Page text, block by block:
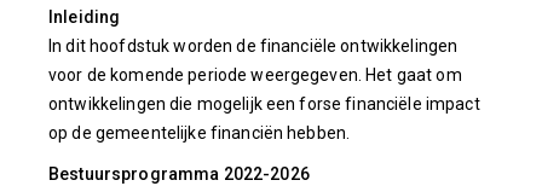
Inleiding
In dit hoofdstuk worden de financiële ontwikkelingen
voor de komende periode weergegeven. Het gaat om
ontwikkelingen die mogelijk een forse financiële impact
op de gemeentelijke financiën hebben.
Bestuursprogramma 2022-2026